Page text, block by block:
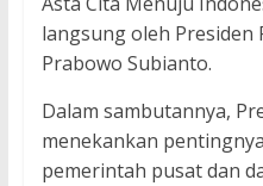
langsung oleh Presiden
Prabowo Subianto.
Dalam sambutannya,
menekankan
pemerintah pusat dan